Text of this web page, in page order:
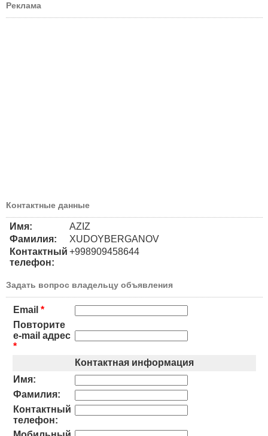
Реклама
Контактные данные
Имя:
AZIZ
Фамилия:
XUDOYBERGANOV
Контактный
телефон:
+998909458644
Задать вопрос владельцу объявления
Email *
Повторите
e-mail адрес
*
Контактная информация
Имя:
Фамилия:
Контактный
телефон: